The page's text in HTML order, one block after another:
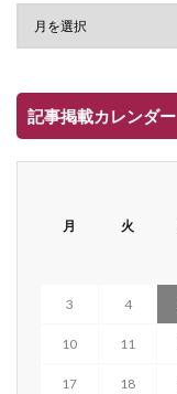
記事掲載カレンダー
月 火
3 4
10 11
17 18